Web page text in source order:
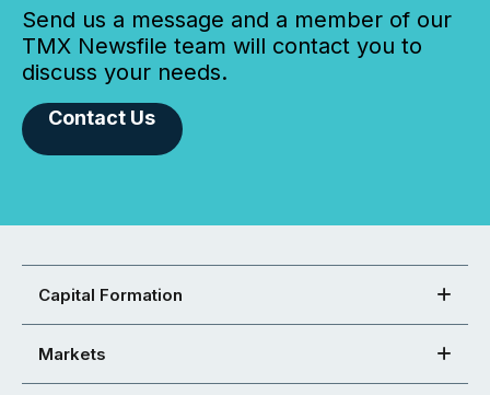
Send us a message and a member of our
TMX Newsfile team will contact you to
discuss your needs.
Contact Us
Capital Formation
Markets